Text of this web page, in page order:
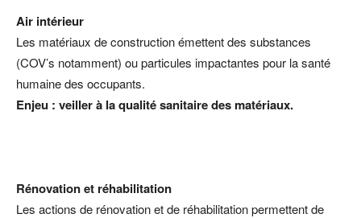
Air intérieur
Les matériaux de construction émettent des substances
(COV’s notamment) ou particules impactantes pour la santé
humaine des occupants.
Enjeu : veiller à la qualité sanitaire des matériaux.
Rénovation et réhabilitation
Les actions de rénovation et de réhabilitation permettent de